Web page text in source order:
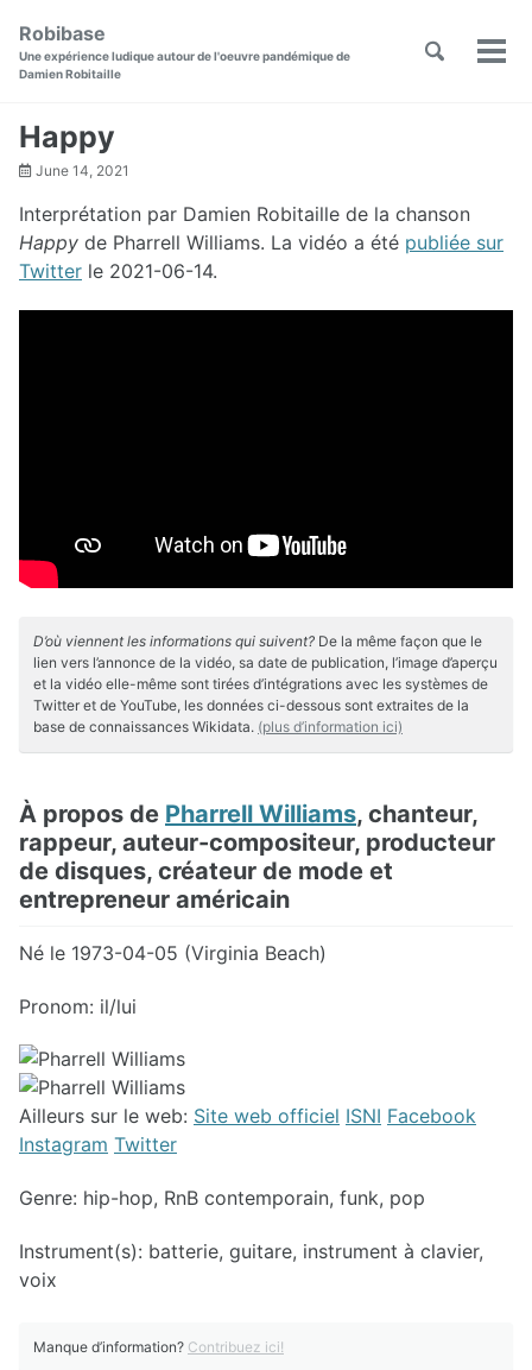
Skip
primary
content
footer
Robibase
Une expérience ludique autour de l'oeuvre pandémique de
Damien Robitaille
Toggle
Happy
June 14, 2021
Interprétation par Damien Robitaille de la chanson
Happy de Pharrell Williams. La vidéo a été publiée sur
Twitter le 2021-06-14.
D’où viennent les informations qui suivent? De la même façon que le
lien vers l’annonce de la vidéo, sa date de publication, l’image d’aperçu
et la vidéo elle-même sont tirées d’intégrations avec les systèmes de
Twitter et de YouTube, les données ci-dessous sont extraites de la
base de connaissances Wikidata. (plus d’information ici)
À propos de Pharrell Williams, chanteur,
rappeur, auteur-compositeur, producteur
de disques, créateur de mode et
entrepreneur américain
Né le 1973-04-05 (Virginia Beach)
Pronom: il/lui
Ailleurs sur le web: Site web officiel ISNI Facebook
Instagram Twitter
Genre: hip-hop, RnB contemporain, funk, pop
Instrument(s): batterie, guitare, instrument à clavier,
voix
Manque d’information? Contribuez ici!